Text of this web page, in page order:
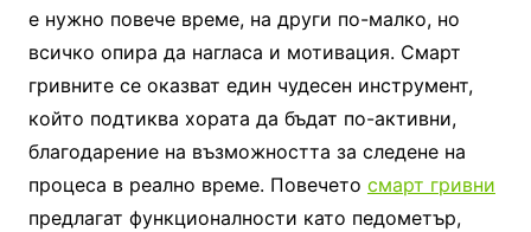
е нужно повече време, на други по-малко, но
всичко опира да нагласа и мотивация. Смарт
гривните се оказват един чудесен инструмент,
който подтиква хората да бъдат по-активни,
благодарение на възможността за следене на
процеса в реално време. Повечето смарт гривни
предлагат функционалности като педометър,